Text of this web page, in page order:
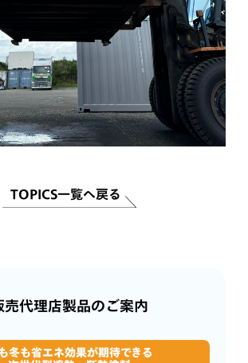
TOPICS一覧へ戻る
売代理店製品のご案内
冬も省エネ効果が期待できる